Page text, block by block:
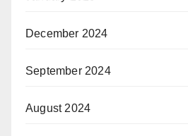
December 2024
September 2024
August 2024